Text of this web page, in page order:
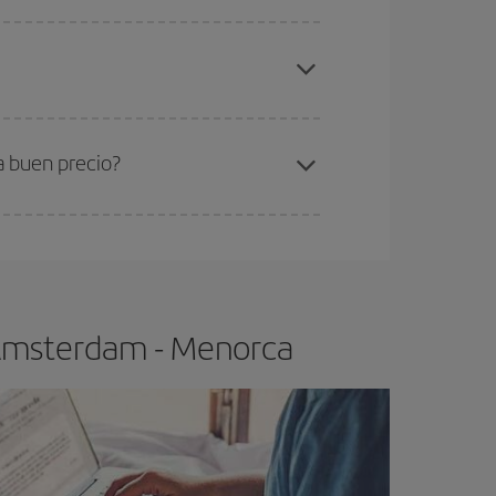
Menorca-dest
buen precio?
- Menorca